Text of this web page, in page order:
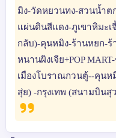
มิง-วัดหยวนทง-สวนน้ำ
แผ่นดินสีแดง-ภูเขาหิมะเ
กลับ)-คุนหมิง-ร้านหยก-
หนานผิงเจีย+POP
เมืองโบราณกวนตู้--คุน
สุ่ย) -กรุงเทพ (สนามบินสุ